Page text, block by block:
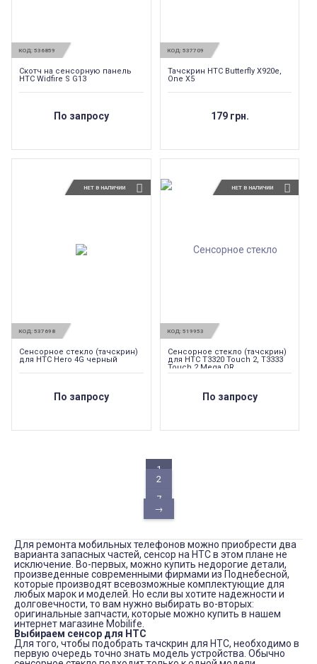
КОД: 536859
Скотч на сенсорную панель
HTC Widfire S G13
По запросу
КОД: 537709
Тачскрин HTC Butterfly X920e,
One X5
179 грн.
НЕТ В НАЛИЧИИ
КОД: 537698
Сенсорное стекло (тачскрин)
для HTC Hero 4G черный
По запросу
НЕТ В НАЛИЧИИ
КОД: 519953
Сенсорное стекло (тачскрин)
для HTC T3320 Touch 2, T3333
Touch 2 Mega OR
По запросу
1
2
7
→
Для ремонта мобильных телефонов можно приобрести два
варианта запасных частей, сенсор на HTC в этом плане не
исключение. Во-первых, можно купить недорогие детали,
произведенные современными фирмами из Поднебесной,
которые производят всевозможные комплектующие для
любых марок и моделей. Но если вы хотите надежности и
долговечности, то вам нужно выбирать во-вторых:
оригинальные запчасти, которые можно купить в нашем
интернет магазине Mobilife.
Выбираем сенсор для HTC
Для того, чтобы подобрать тачскрин для HTC, необходимо в
первую очередь точно знать модель устройства. Обычно